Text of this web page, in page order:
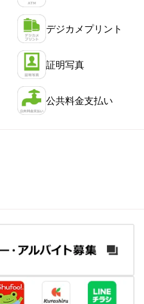
デジカメプリント
証明写真
公共料金支払い